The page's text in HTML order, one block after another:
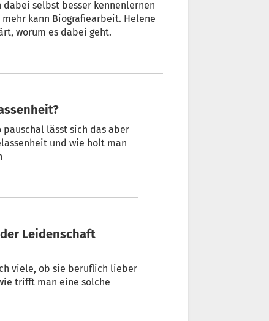
dabei selbst besser kennenlernen
kann Biografiearbeit. Helene
worum es dabei geht.
pauschal lässt sich das aber
und wie holt man
viele, ob sie beruflich lieber